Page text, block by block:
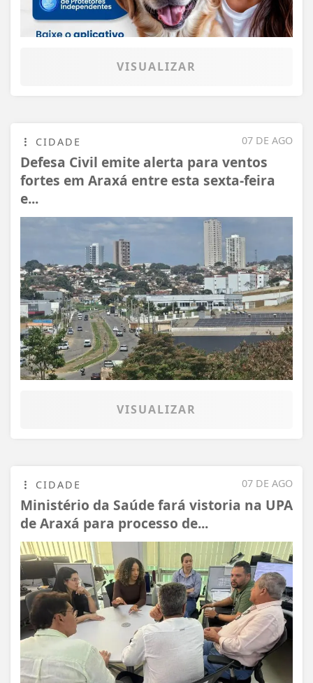
VISUALIZAR
07 DE AGO
CIDADE
Defesa Civil emite alerta para ventos
fortes em Araxá entre esta sexta-feira
e...
VISUALIZAR
07 DE AGO
CIDADE
Ministério da Saúde fará vistoria na UPA
de Araxá para processo de...